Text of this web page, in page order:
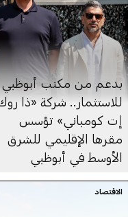
بدعم من مكتب أبوظبي
للاستثمار.. شركة «ذا روك
إت كومباني» تؤسس
مقرها الإقليمي للشرق
الأوسط في أبوظبي
الاقتصاد